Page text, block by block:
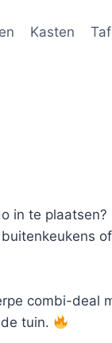
Kasten
te
combi-deal
tuin.